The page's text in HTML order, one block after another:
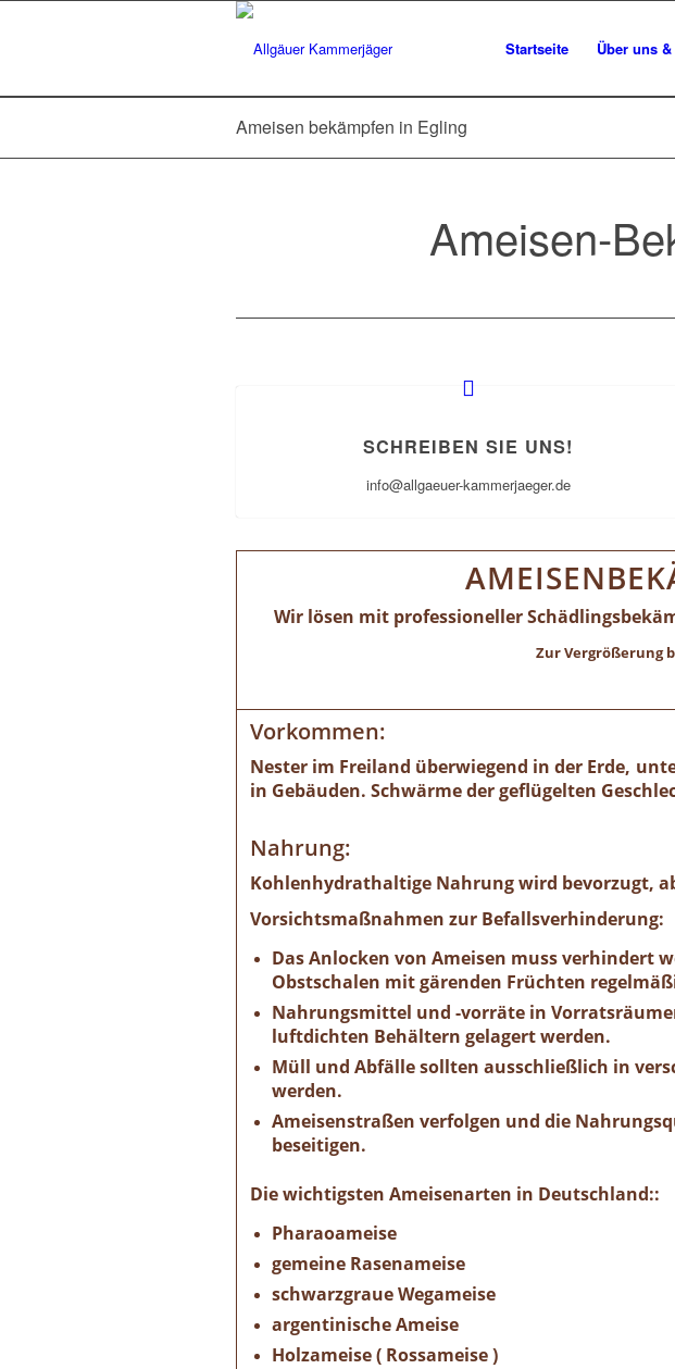
Startseite Über uns
Ameisen bekämpfen in Egling
Ameisen-
SCHREIBEN SIE UNS!
info@allgaeuer-kammerjaeger.de
Wir lösen mit professioneller
Zur Vergrößerung
Vorkommen:
Nester im Freiland überwiegend in der Erde,
in Gebäuden. Schwärme der geflügelten
Nahrung:
Kohlenhydrathaltige Nahrung wird bevorzugt,
Vorsichtsmaßnahmen zur Befallsverhinderung:
Das Anlocken von Ameisen muss verhindert
Obstschalen mit gärenden Früchten
Nahrungsmittel und -vorräte in
luftdichten Behältern gelagert werden.
Müll und Abfälle sollten ausschließlich in
werden.
Ameisenstraßen verfolgen und die
beseitigen.
Die wichtigsten Ameisenarten in Deutschland::
Pharaoameise
gemeine Rasenameise
schwarzgraue Wegameise
argentinische Ameise
Holzameise ( Rossameise )